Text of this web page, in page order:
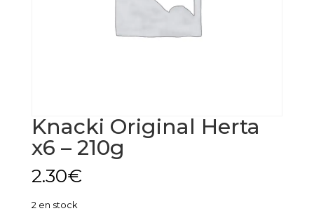
Knacki Original Herta
x6 – 210g
2.30€
2 en stock